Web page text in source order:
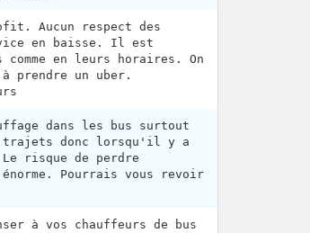
Aucun respect des
en baisse. Il est
en leurs horaires. On
prendre un uber.
dans les bus surtout
trajets donc lorsqu'il y a
risque de perdre
Pourrais vous revoir
à vos chauffeurs de bus